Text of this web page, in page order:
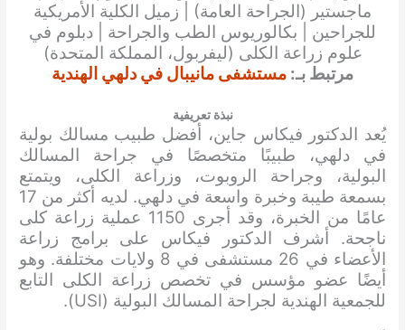
ماجستير (الجراحة العامة) | زميل الكلية الأمريكية
للجراحين | بكالوريوس الطب والجراحة | دبلوم في
علوم زراعة الكلى (ليفربول، المملكة المتحدة)
مرتبط بـ: مستشفى مانيبال في دلهي الهندية
نبذة تعريفية
يُعد الدكتور فيكاس جاين، أفضل طبيب مسالك بولية
في دلهي، طبيبًا متخصصًا في جراحة المسالك
البولية، وجراحة الروبوت، وزراعة الكلى، ويتمتع
بسمعة طيبة وخبرة واسعة في دلهي. لديه أكثر من 17
عامًا من الخبرة، وقد أجرى 1150 عملية زراعة كلى
ناجحة. أشرف الدكتور فيكاس على برامج زراعة
الأعضاء في 26 مستشفى في 8 ولايات مختلفة. وهو
أيضًا عضو مؤسس في تخصص زراعة الكلى التابع
للجمعية الهندية لجراحة المسالك البولية (USI).